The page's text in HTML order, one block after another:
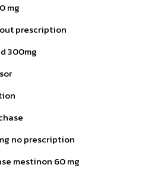
mg
prescription
300mg
no prescription
mestinon 60 mg